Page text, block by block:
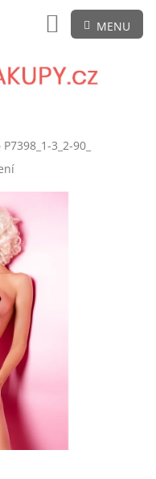
NÁKUPNÍ
KOŠÍK
P7398_1-3_2-90_